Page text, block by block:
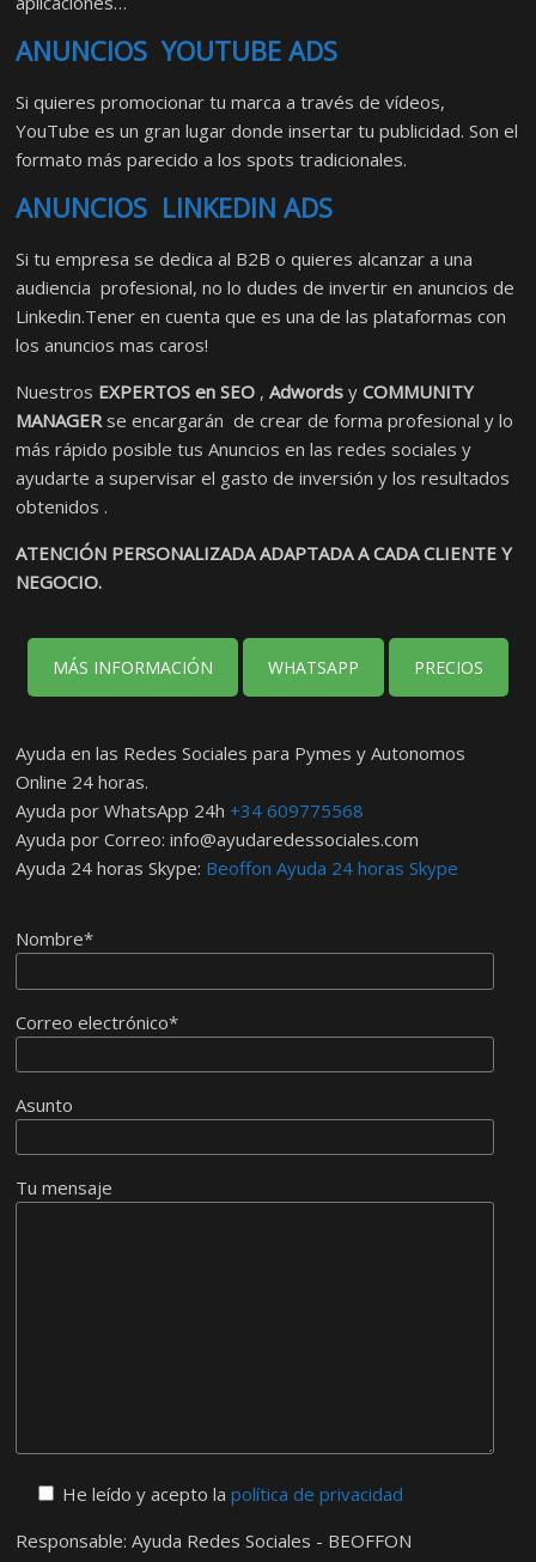
ANUNCIOS YOUTUBE ADS
Si quieres promocionar tu marca a través de vídeos,
YouTube es un gran lugar donde insertar tu publicidad. Son el
formato más parecido a los spots tradicionales.
ANUNCIOS LINKEDIN ADS
Si tu empresa se dedica al B2B o quieres alcanzar a una
audiencia profesional, no lo dudes de invertir en anuncios de
Linkedin.Tener en cuenta que es una de las plataformas con
los anuncios mas caros!
Nuestros EXPERTOS en SEO ,Adwords yCOMMUNITY
MANAGERse encargarán de crear de forma profesional y lo
más rápido posible tus Anuncios en las redes sociales y
ayudarte a supervisar el gasto de inversión y los resultados
obtenidos .
ATENCIÓN PERSONALIZADA ADAPTADA A CADA CLIENTE Y
NEGOCIO.
MÁS INFORMACIÓN WHATSAPP PRECIOS
Ayuda en las Redes Sociales para Pymes y Autonomos
Online 24 horas.
Ayuda por WhatsApp 24h+34 609775568
Ayuda por Correo:info@ayudaredessociales.com
Ayuda 24 horas Skype: Beoffon Ayuda 24 horas Skype
Nombre*
Correo electrónico*
Asunto
Tu mensaje
He leído y acepto lapolítica de privacidad
Responsable: Ayuda Redes Sociales - BEOFFON